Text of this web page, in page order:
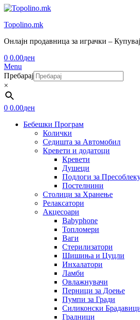
Topolino.mk
Онлајн продавница за играчки –
0 0.00ден
Menu
Пребарај
×
0 0.00ден
Бебешки Програм
Колички
Седишта за Автомобил
Кревети и додатоци
Кревети
Душеци
Подлоги за
Постелнини
Столици за Хранење
Релаксатори
Акцесоари
Babyphone
Топломери
Ваги
Стерилизатори
Шишиња и Цуцли
Инхалатори
Ламби
Овлажнувачи
Перници за Доење
Пумпи за Гради
Силиконски
Градници